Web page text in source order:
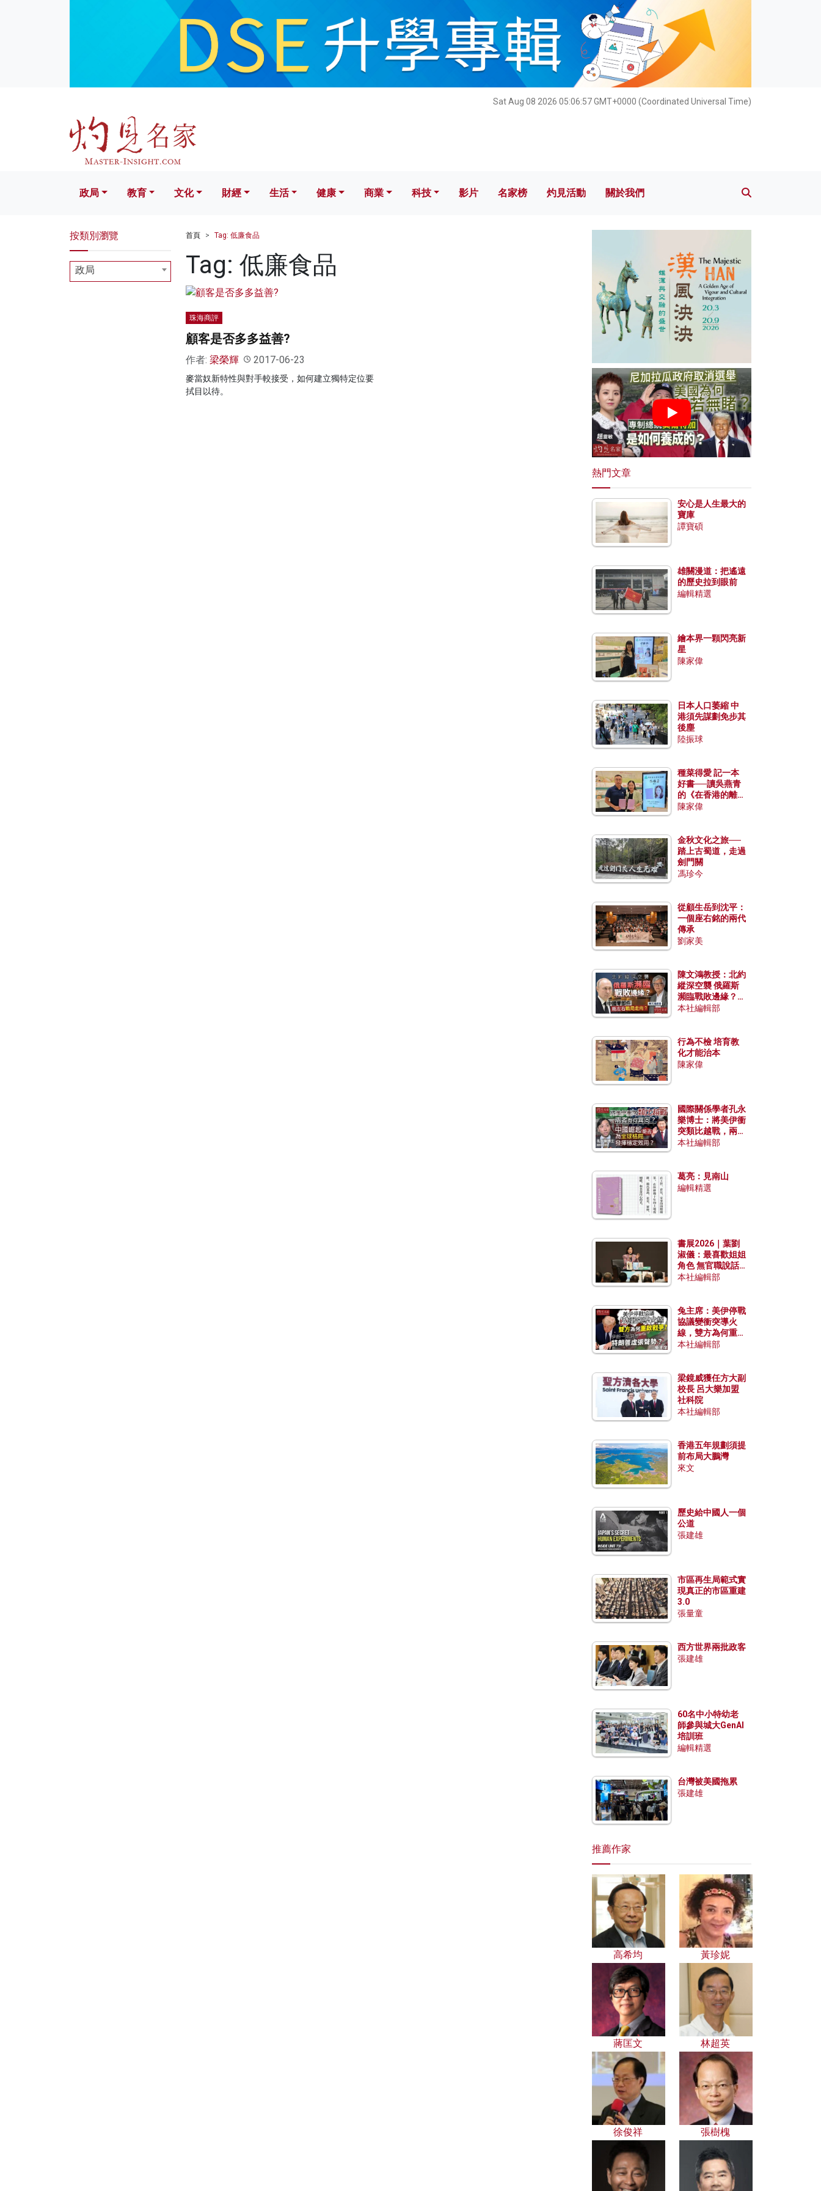
Sat Aug 08 2026 05:06:58 GMT+0000 (Coordinated Universal Time)
文化 財經 生活 健康 科技 影片 名家榜 灼見活動 關於我們
政局 教育 文化 財經 生活 健康 商業 科技 影片 名家榜 灼見活動 關於我們
首頁 Tag: 低廉食品
Tag: 低廉食品
珠海商評
顧客是否多多益善?
作者: 梁榮輝 2017-06-23
麥當奴新特性與對手較接受，如何建立獨特定位要
拭目以待。
按類別瀏覽
政局
熱門文章
安心是人生最大的
寶庫
譚寶碩
雄關漫道：把遙遠
的歷史拉到眼前
編輯精選
繪本界一顆閃亮新
星
陳家偉
日本人口萎縮 中
港須先謀劃免步其
後塵
陸振球
種菜得愛 記一本
好書──讀吳燕青
的《在香港的離島
種菜》
陳家偉
金秋文化之旅──
踏上古蜀道，走過
劍門關
馮珍今
從顧生岳到沈平：
一個座右銘的兩代
傳承
劉家美
陳文鴻教授：北約
縱深空襲 俄羅斯
瀕臨戰敗邊緣？中
國零部件能左右戰
本社編輯部
行為不檢 培育教
化才能治本
陳家偉
國際關係學者孔永
樂博士：將美伊衝
突類比越戰，兩者
有何異同？中國崛
本社編輯部
葛亮：見南山
編輯精選
書展2026｜葉劉
淑儀：最喜歡姐姐
角色 無官職說話
包袱少
本社編輯部
兔主席：美伊停戰
協議變衝突導火
線，雙方為何重啟
戰爭？伊朗一早洞
本社編輯部
梁鏡威獲任方大副
校長 呂大樂加盟
社科院
本社編輯部
香港五年規劃須提
前布局大鵬灣
來文
歷史給中國人一個
公道
張建雄
市區再生局範式實
現真正的市區重建
3.0
張量童
西方世界兩批政客
張建雄
60名中小特幼老
師參與城大GenAI
培訓班
編輯精選
台灣被美國拖累
張建雄
推薦作家
高希均 黃珍妮
蔣匡文 林超英
徐俊祥 張樹槐